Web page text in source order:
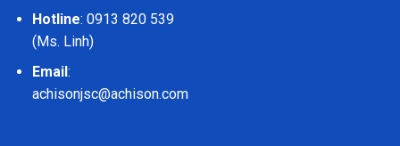
Hotline: 0913 820 539
(Ms. Linh)
Email:
achisonjsc@achison.com